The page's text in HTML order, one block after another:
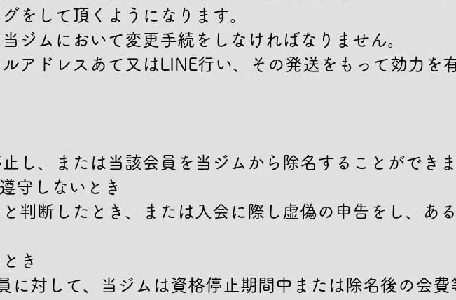
をして頂くようになります。
ムにおいて変更手続をしなければなりません。
アドレスあて又はLINE行い、その発送をもって効力を
し、または当該会員を当ジムから除名することができ
守しないとき
判断したとき、または入会に際し虚偽の申告をし、あ
き
対して、当ジムは資格停止期間中または除名後の会費